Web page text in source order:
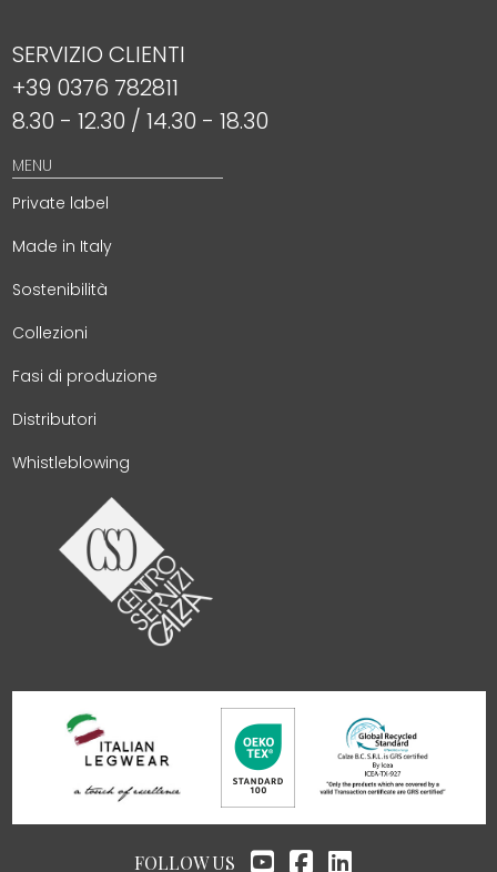
SERVIZIO CLIENTI
+39 0376 782811
8.30 - 12.30 / 14.30 - 18.30Puoi chiamare il
MENU
Private label
Made in Italy
Sostenibilità
Collezioni
Fasi di produzione
Distributori
Whistleblowing
FOLLOW US